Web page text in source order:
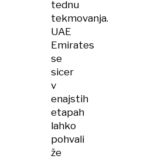
tednu
tekmovanja.
UAE
Emirates
se
sicer
v
enajstih
etapah
lahko
pohvali
že